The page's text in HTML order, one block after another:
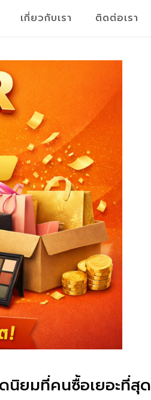
เกี่ยวกับเรา ติดต่อเรา
นิยมที่คนซื้อเยอะที่สุด